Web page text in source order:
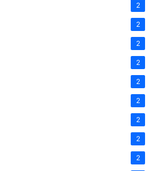
2
2
2
2
2
2
2
2
2